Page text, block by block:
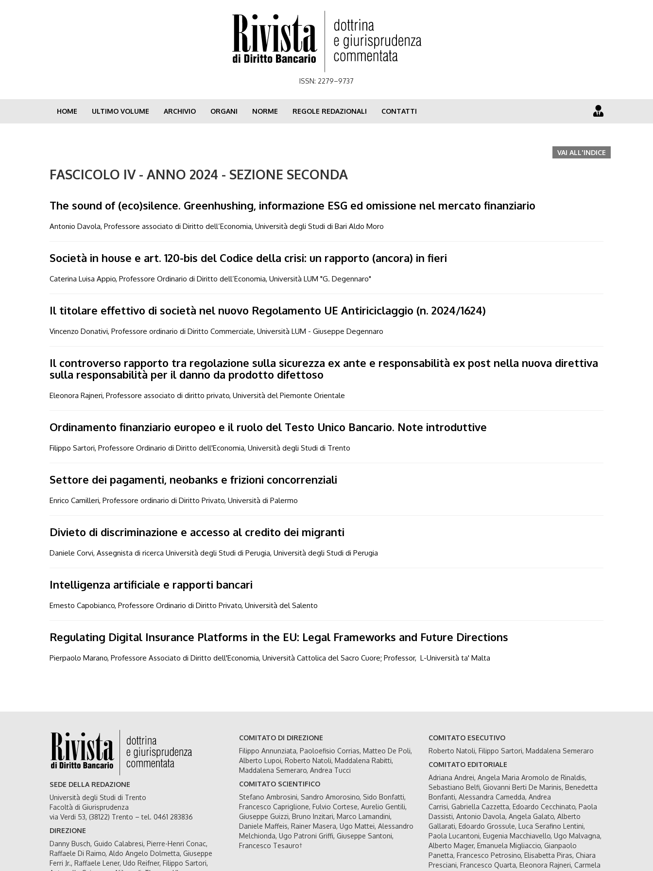
ISSN: 2279–9737
HOME ULTIMO VOLUME ARCHIVIO ORGANI NORME REGOLE REDAZIONALI CONTATTI
FASCICOLO IV - ANNO 2024 - SEZIONE SECONDA
VAI ALL'INDICE
The sound of (eco)silence. Greenhushing, informazione ESG ed omissione nel mercato finanziario
Antonio Davola, Professore associato di Diritto dell’Economia, Università degli Studi di Bari Aldo Moro
Società in house e art. 120-bis del Codice della crisi: un rapporto (ancora) in fieri
Caterina Luisa Appio, Professore Ordinario di Diritto dell’Economia, Università LUM "G. Degennaro"
Il titolare effettivo di società nel nuovo Regolamento UE Antiriciclaggio (n. 2024/1624)
Vincenzo Donativi, Professore ordinario di Diritto Commerciale, Università LUM - Giuseppe Degennaro
Il controverso rapporto tra regolazione sulla sicurezza ex ante e responsabilità ex post nella nuova direttiva
sulla responsabilità per il danno da prodotto difettoso
Eleonora Rajneri, Professore associato di diritto privato, Università del Piemonte Orientale
Ordinamento finanziario europeo e il ruolo del Testo Unico Bancario. Note introduttive
Filippo Sartori, Professore Ordinario di Diritto dell'Economia, Università degli Studi di Trento
Settore dei pagamenti, neobanks e frizioni concorrenziali
Enrico Camilleri, Professore ordinario di Diritto Privato, Università di Palermo
Divieto di discriminazione e accesso al credito dei migranti
Daniele Corvi, Assegnista di ricerca Università degli Studi di Perugia, Università degli Studi di Perugia
Intelligenza artificiale e rapporti bancari
Ernesto Capobianco, Professore Ordinario di Diritto Privato, Università del Salento
Regulating Digital Insurance Platforms in the EU: Legal Frameworks and Future Directions
Pierpaolo Marano, Professore Associato di Diritto dell'Economia, Università Cattolica del Sacro Cuore; Professor, L-Università ta' Malta
SEDE DELLA REDAZIONE
Università degli Studi di Trento
Facoltà di Giurisprudenza
via Verdi 53, (38122) Trento – tel. 0461 283836
DIREZIONE
Danny Busch, Guido Calabresi, Pierre-Henri Conac,
Raffaele Di Raimo, Aldo Angelo Dolmetta, Giuseppe
Ferri Jr., Raffaele Lener, Udo Reifner, Filippo Sartori,
COMITATO DI DIREZIONE
Filippo Annunziata, Paoloefisio Corrias, Matteo De Poli,
Alberto Lupoi, Roberto Natoli, Maddalena Rabitti,
Maddalena Semeraro, Andrea Tucci
COMITATO SCIENTIFICO
Stefano Ambrosini, Sandro Amorosino, Sido Bonfatti,
Francesco Capriglione, Fulvio Cortese, Aurelio Gentili,
Giuseppe Guizzi, Bruno Inzitari, Marco Lamandini,
Daniele Maffeis, Rainer Masera, Ugo Mattei, Alessandro
Melchionda, Ugo Patroni Griffi, Giuseppe Santoni,
Francesco Tesauro†
COMITATO ESECUTIVO
Roberto Natoli, Filippo Sartori, Maddalena Semeraro
COMITATO EDITORIALE
Adriana Andrei, Angela Maria Aromolo de Rinaldis,
Sebastiano Belfi, Giovanni Berti De Marinis, Benedetta
Bonfanti, Alessandra Camedda, Andrea
Carrisi, Gabriella Cazzetta, Edoardo Cecchinato, Paola
Dassisti, Antonio Davola, Angela Galato, Alberto
Gallarati, Edoardo Grossule, Luca Serafino Lentini,
Paola Lucantoni, Eugenia Macchiavello, Ugo Malvagna,
Alberto Mager, Emanuela Migliaccio, Gianpaolo
Panetta, Francesco Petrosino, Elisabetta Piras, Chiara
Presciani, Francesco Quarta, Eleonora Rajneri, Carmela